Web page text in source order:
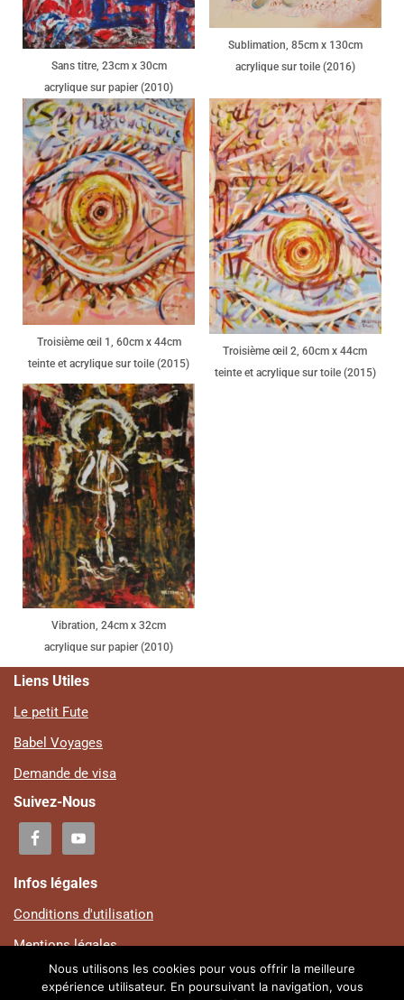
Sans titre, 23cm x 30cm
acrylique sur papier (2010)
Sublimation, 85cm x 130cm
acrylique sur toile (2016)
Troisième œil 1, 60cm x 44cm
teinte et acrylique sur toile (2015)
Troisième œil 2, 60cm x 44cm
teinte et acrylique sur toile (2015)
Vibration, 24cm x 32cm
acrylique sur papier (2010)
Liens Utiles
Le petit Fute
Babel Voyages
Demande de visa
Suivez-Nous
Infos légales
Conditions d'utilisation
Mentions légales
Plan du site
Nous utilisons les cookies pour vous offrir la meilleure
expérience utilisateur. En poursuivant la navigation, vous